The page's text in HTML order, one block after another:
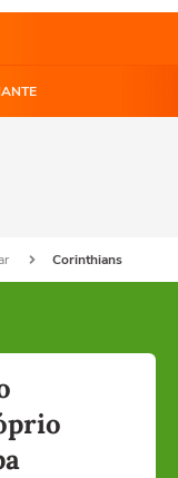
Corinthians